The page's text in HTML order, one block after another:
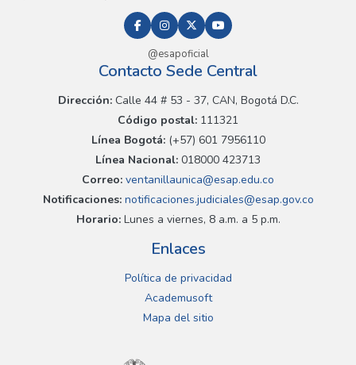
@esapoficial
Contacto Sede Central
Dirección:Calle 44 # 53 - 37, CAN, Bogotá D.C.
Código postal: 111321
Línea Bogotá:(+57) 601 7956110
Línea Nacional: 018000 423713
Correo: ventanillaunica@esap.edu.co
Notificaciones:notificaciones.judiciales@esap.gov.co
Horario:Lunes a viernes, 8 a.m. a 5 p.m.
Enlaces
Política de privacidad
Academusoft
Mapa del sitio